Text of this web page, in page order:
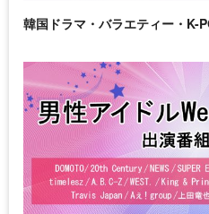
韓国ドラマ・バラエティー・K-